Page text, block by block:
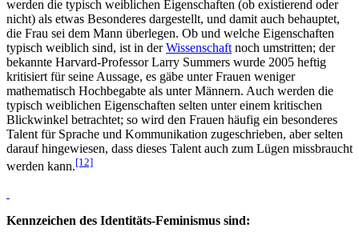
werden die typisch weiblichen Eigenschaften (ob existierend oder
nicht) als etwas Besonderes dargestellt, und damit auch behauptet,
die Frau sei dem Mann überlegen. Ob und welche Eigenschaften
typisch weiblich sind, ist in derWissenschaft noch umstritten; der
bekannte Harvard-Professor Larry Summers wurde 2005 heftig
kritisiert für seine Aussage, es gäbe unter Frauen weniger
mathematisch Hochbegabte als unter Männern. Auch werden die
typisch weiblichen Eigenschaften selten unter einem kritischen
Blickwinkel betrachtet; so wird den Frauen häufig ein besonderes
Talent für Sprache und Kommunikation zugeschrieben, aber selten
darauf hingewiesen, dass dieses Talent auch zum Lügen missbraucht
werden kann.[12]
Kennzeichen des Identitäts-Feminismus sind: